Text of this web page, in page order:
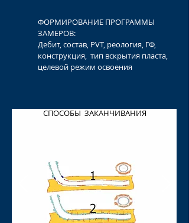
ФОРМИРОВАНИЕ ПРОГРАММЫ
ЗАМЕРОВ:
Дебит, состав, PVT, реология, ГФ,
конструкция, тип вскрытия пласта,
целевой режим освоения
СПОСОБЫ ЗАКАНЧИВАНИЯ